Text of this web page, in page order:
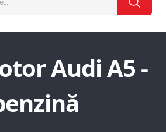
Audi A5 -